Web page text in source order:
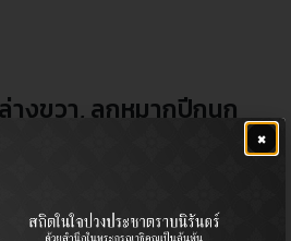
งขวา, ลูกหมากปีกนก
6382R
×